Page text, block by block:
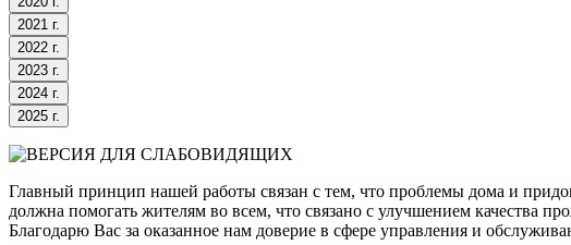
Главный принцип нашей работы связан с тем, что проблемы дома и
должна помогать жителям во всем, что связано с улучшением качества
Благодарю Вас за оказанное нам доверие в сфере управления и